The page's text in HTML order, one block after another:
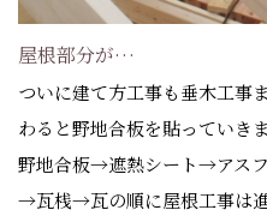
屋根部分が…
ついに建て方工事も垂木工事
わると野地合板を貼っていきま
野地合板→遮熱シート→アスフ
→瓦桟→瓦の順に屋根工事は